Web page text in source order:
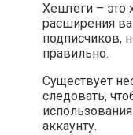
Хештеги – это
расширения
подписчиков,
правильно.
Существует
следовать,
аккаунту.